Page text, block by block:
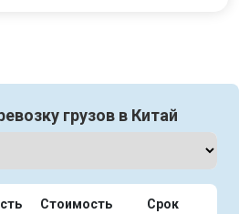
грузов в Китай
Стоимость
Срок